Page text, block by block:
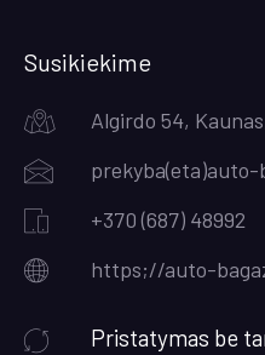
Susikiekime
Algirdo 54,
prekyba(eta)auto-
+370 (687) 48992
https;//auto-
Pristatymas be